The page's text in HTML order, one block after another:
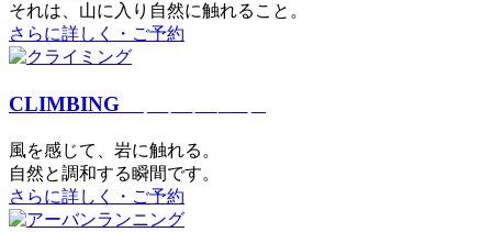
それは、⼭に⼊り⾃然に触れること。
さらに詳しく・ご予約
CLIMBING
⾵を感じて、岩に触れる。
⾃然と調和する瞬間です。
さらに詳しく・ご予約